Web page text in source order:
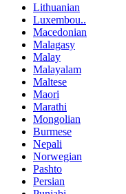
Lithuanian
Luxembou..
Macedonian
Malagasy
Malay
Malayalam
Maltese
Maori
Marathi
Mongolian
Burmese
Nepali
Norwegian
Pashto
Persian